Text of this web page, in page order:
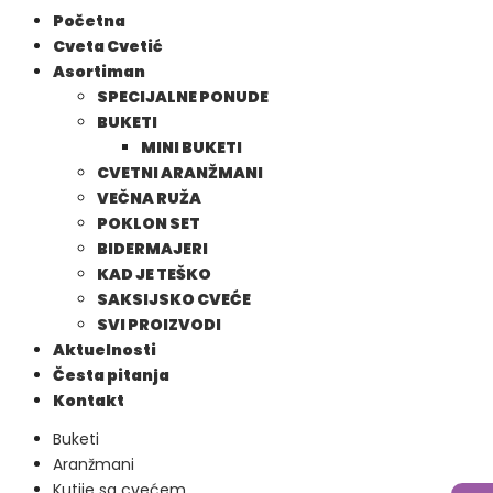
Početna
Cveta Cvetić
Asortiman
SPECIJALNE PONUDE
BUKETI
MINI BUKETI
CVETNI ARANŽMANI
VEČNA RUŽA
POKLON SET
BIDERMAJERI
KAD JE TEŠKO
SAKSIJSKO CVEĆE
SVI PROIZVODI
Aktuelnosti
Česta pitanja
Kontakt
Buketi
Aranžmani